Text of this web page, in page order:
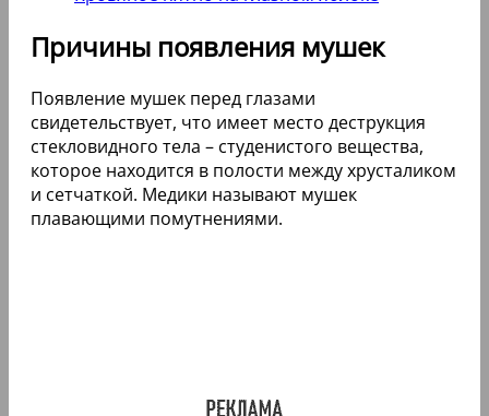
Причины появления мушек
Появление мушек перед глазами
свидетельствует, что имеет место деструкция
стекловидного тела – студенистого вещества,
которое находится в полости между хрусталиком
и сетчаткой. Медики называют мушек
плавающими помутнениями.